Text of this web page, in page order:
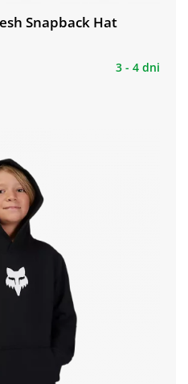
Snapback Hat
3 - 4 dni